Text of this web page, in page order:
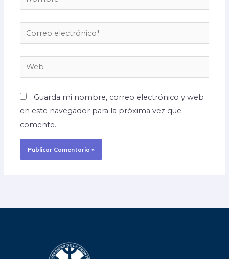
Correo
electrónico*
Web
Guarda mi nombre, correo electrónico y web
en este navegador para la próxima vez que
comente.